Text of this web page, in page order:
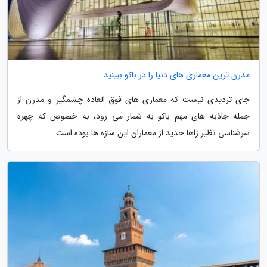
مدرن ترین معماری های دنیا را در باکو ببینید
جای تردیدی نیست که معماری های فوق العاده چشمگیر و مدرن از
جمله جاذبه های مهم باکو به شمار می رود، به خصوص که چهره
سرشناسی نظیر زاها حدید از معماران این سازه ها بوده است.